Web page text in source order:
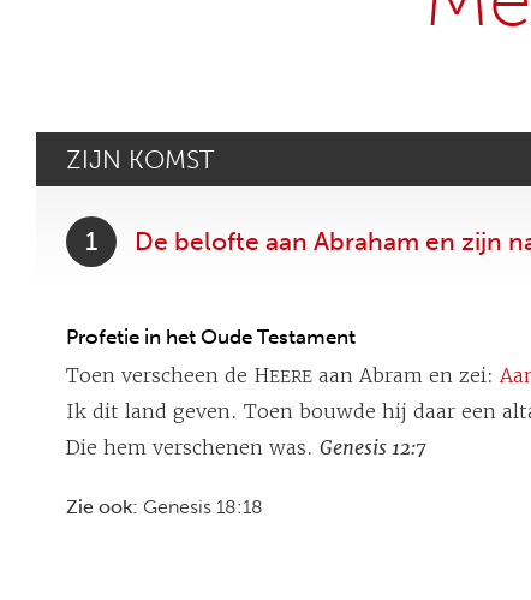
ZIJN KOMST
1 De belofte aan Abraham en zijn
Profetie in het Oude Testament
Toen verscheen de HEERE aan Abram en zei:
Ik dit land geven. Toen bouwde hij daar een
Die hem verschenen was. Genesis 12:7
Zie ook: Genesis 18:18